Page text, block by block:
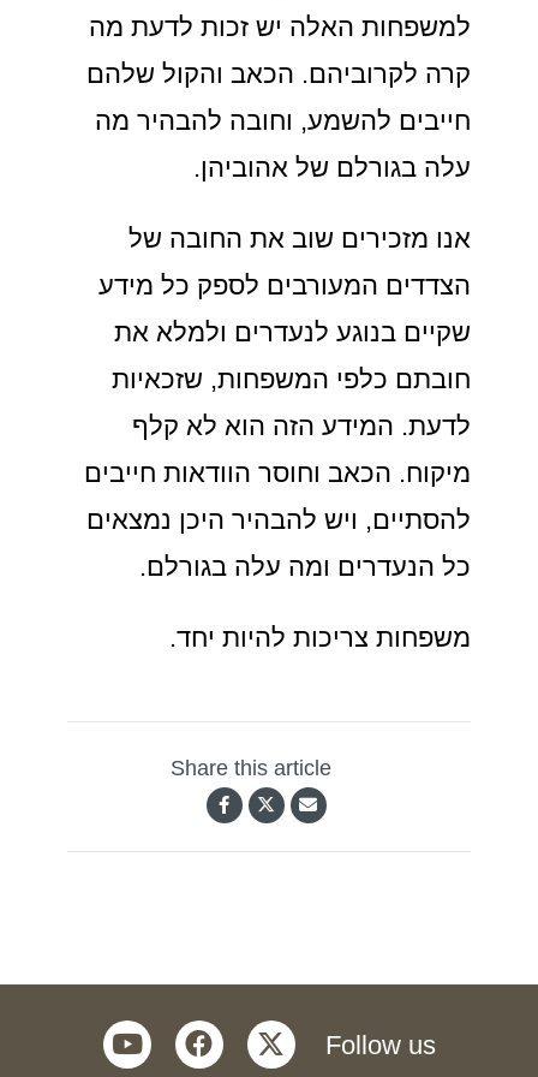
למשפחות האלה יש זכות לדעת מה
קרה לקרוביהם. הכאב והקול שלהם
חייבים להשמע, וחובה להבהיר מה
עלה בגורלם של אהוביהן.
אנו מזכירים שוב את החובה של
הצדדים המעורבים לספק כל מידע
שקיים בנוגע לנעדרים ולמלא את
חובתם כלפי המשפחות, שזכאיות
לדעת. המידע הזה הוא לא קלף
מיקוח. הכאב וחוסר הוודאות חייבים
להסתיים, ויש להבהיר היכן נמצאים
כל הנעדרים ומה עלה בגורלם.
משפחות צריכות להיות יחד.
Share this article
Follow us
twitter
facebook
youtube